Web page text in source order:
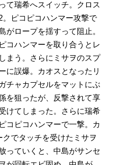
て瑞希へスイッチ。クロス
ピコピコハンマー攻撃で
がロープを揺すって阻止。
コハンマーを取り合うとレ
まう。さらにミサヲのスプ
に誤爆。カオスとなったリ
チャカプセルをマットにぶ
を狙ったが、反撃されて享
けてしまった。さらに瑞希
コピコハンマーで一撃。カ
でタッチを受けたミサヲ
っていくと、中島がサンセ